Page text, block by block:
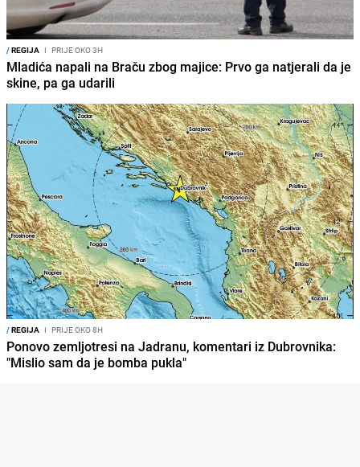
/REGIJA I PRIJE OKO 3H
Mladića napali na Braču zbog majice: Prvo ga natjerali da je
skine, pa ga udarili
/REGIJA I PRIJE OKO 8H
Ponovo zemljotresi na Jadranu, komentari iz Dubrovnika:
"Mislio sam da je bomba pukla"